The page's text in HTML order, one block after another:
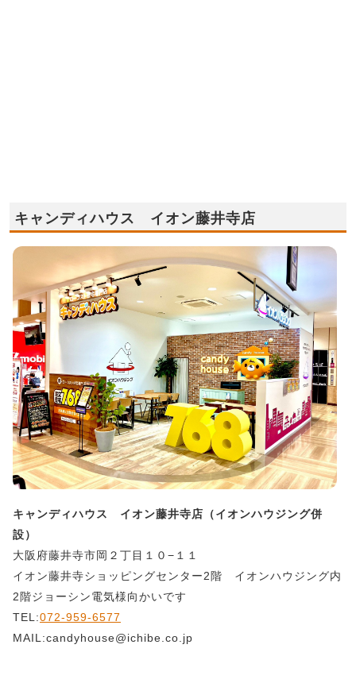
キャンディハウス イオン藤井寺店
キャンディハウス イオン藤井寺店（イオンハウジング併
設）
大阪府藤井寺市岡２丁目１０−１１
イオン藤井寺ショッピングセンター2階 イオンハウジング内
2階ジョーシン電気様向かいです
TEL:072-959-6577
MAIL:candyhouse@ichibe.co.jp